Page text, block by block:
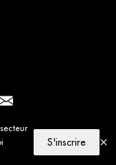
S'inscrire
réservés